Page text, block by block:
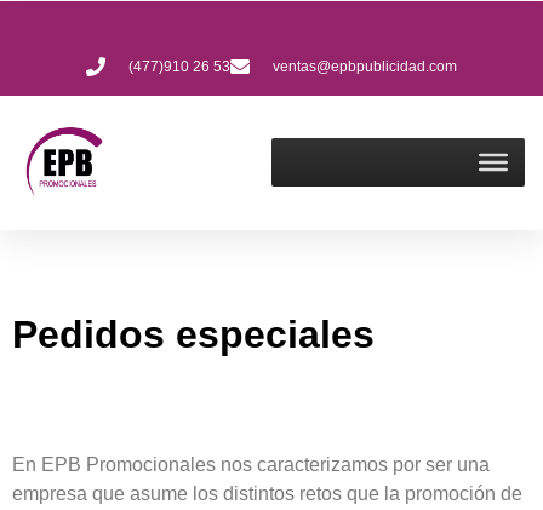
(477)910 26 53 ventas@epbpublicidad.com
Pedidos especiales
En EPB Promocionales nos caracterizamos por ser una
empresa que asume los distintos retos que la promoción de